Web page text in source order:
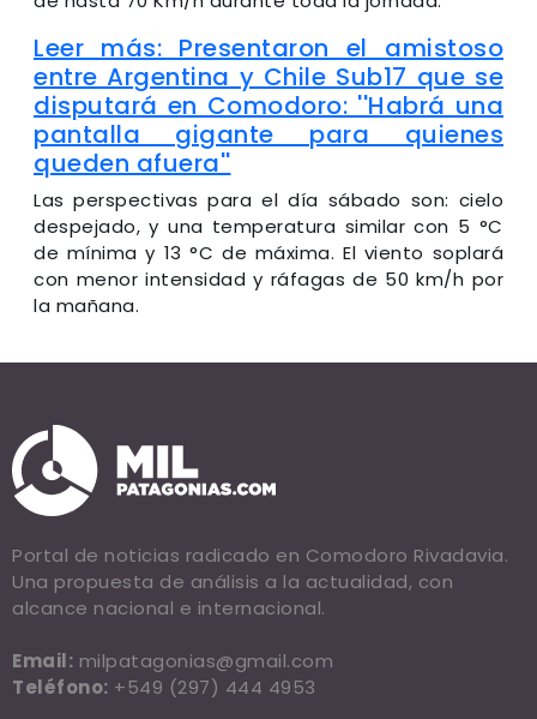
Leer más: Presentaron el amistoso
entre Argentina y Chile Sub17 que se
disputará en Comodoro: ''Habrá una
pantalla gigante para quienes
queden afuera''
Las perspectivas para el día sábado son: cielo
despejado, y una temperatura similar con 5 °C
de mínima y 13 °C de máxima. El viento soplará
con menor intensidad y ráfagas de 50 km/h por
la mañana.
Portal de noticias radicado en Comodoro Rivadavia.
Una propuesta de análisis a la actualidad, con
alcance nacional e internacional.
Email: milpatagonias@gmail.com
Teléfono: +549 (297) 444 4953